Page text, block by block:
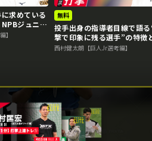
求めている
ジュニア
備
】
無料
投手出身の指導者目線で語
撃で印象に残る選手”の特徴
は？ NPBジュニア合格のた
西村健太朗【巨人Jr選考編】